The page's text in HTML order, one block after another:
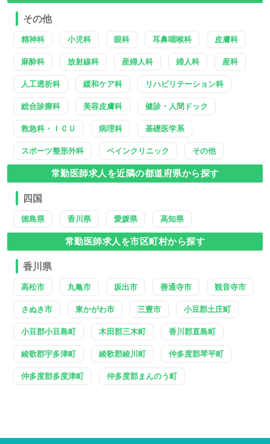
その他
精神科 小児科 眼科 耳鼻咽喉科 皮膚科
麻酔科 放射線科 産婦人科 婦人科 産科
人工透析科 緩和ケア科 リハビリテーション科
総合診療科 美容皮膚科 健診・人間ドック
救急科・ＩＣＵ 病理科 基礎医学系
スポーツ整形外科 ペインクリニック その他
常勤医師求人を近隣の都道府県から探す
四国
徳島県 香川県 愛媛県 高知県
常勤医師求人を市区町村から探す
香川県
高松市 丸亀市 坂出市 善通寺市 観音寺市
さぬき市 東かがわ市 三豊市 小豆郡土庄町
小豆郡小豆島町 木田郡三木町 香川郡直島町
綾歌郡宇多津町 綾歌郡綾川町 仲多度郡琴平町
仲多度郡多度津町 仲多度郡まんのう町